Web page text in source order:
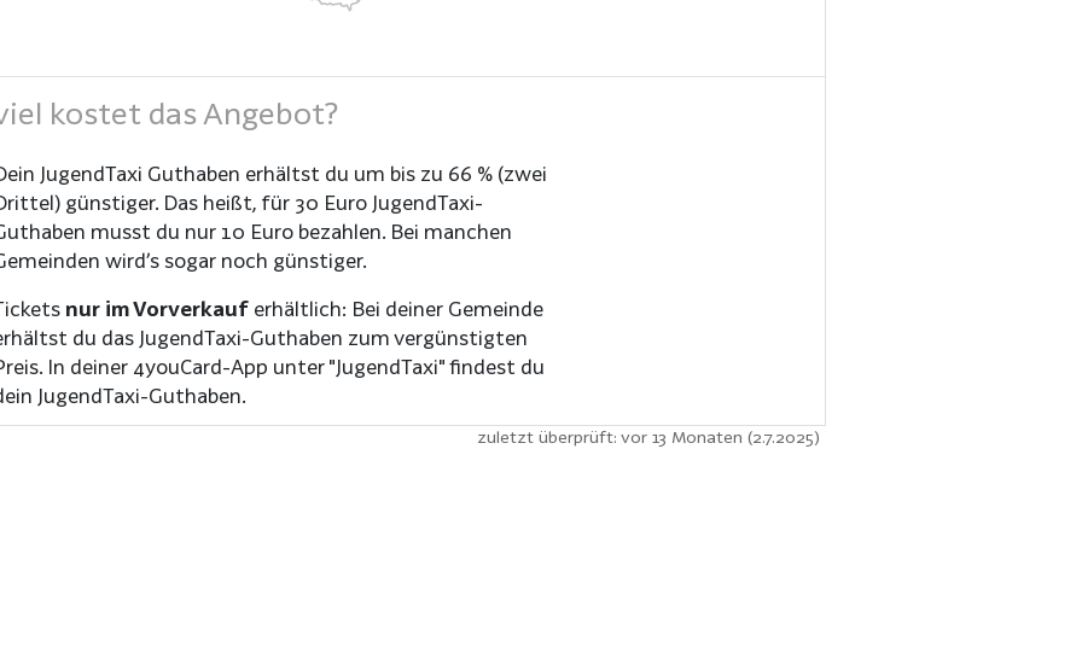
kostet das Angebot?
JugendTaxi Guthaben erhältst du um bis zu 66 % (zwei
günstiger. Das heißt, für 30 Euro JugendTaxi-
musst du nur 10 Euro bezahlen. Bei manchen
wird’s sogar noch günstiger.
nur im Vorverkauf erhältlich: Bei deiner Gemeinde
du das JugendTaxi-Guthaben zum vergünstigten
In deiner 4youCard-App unter "JugendTaxi" findest du
JugendTaxi-Guthaben.
zuletzt überprüft: vor 13 Monaten (2.7.2025)